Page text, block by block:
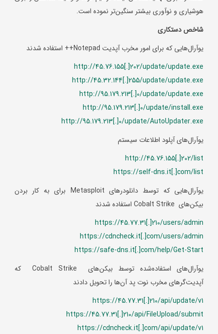
هوشیاری و نوآوری بیشتر سنگین‌تر نموده است.
شاخص دستکاری
یوآرال‌هایی که برای امور مخرب آپدیت Notepad++ استفاده شدند
http://45.76.155[.]202/update/update.exe
http://45.32.144[.]255/update/update.exe
http://95.179.213[.]0/update/update.exe
http://95.179.213[.]0/update/install.exe
http://95.179.213[.]0/update/AutoUpdater.exe
یوآرال‌های آپلود اطلاعات سیستم
http://45.76.155[.]202/list
https://self-dns.it[.]com/list
یوآرال‌هایی که توسط دانلودرهای Metasploit برای به کار بردن
بیکن‌های Cobalt Strike استفاده شدند
https://45.77.31[.]210/users/admin
https://cdncheck.it[.]com/users/admin
https://safe-dns.it[.]com/help/Get-Start
یوآرال‌های استفاده‌شده توسط بیکن‌های Cobalt Strike که
آپدیت‌گرهای مخرب نوت پد آن‌ها را تحویل دادند
https://45.77.31[.]210/api/update/v1
https://45.77.31[.]210/api/FileUpload/submit
https://cdncheck.it[.]com/api/update/v1